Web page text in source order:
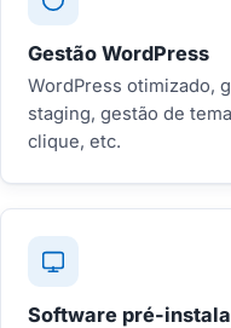
Gestão WordPress
WordPress otimizado,
staging, gestão de
clique, etc.
Software pré-